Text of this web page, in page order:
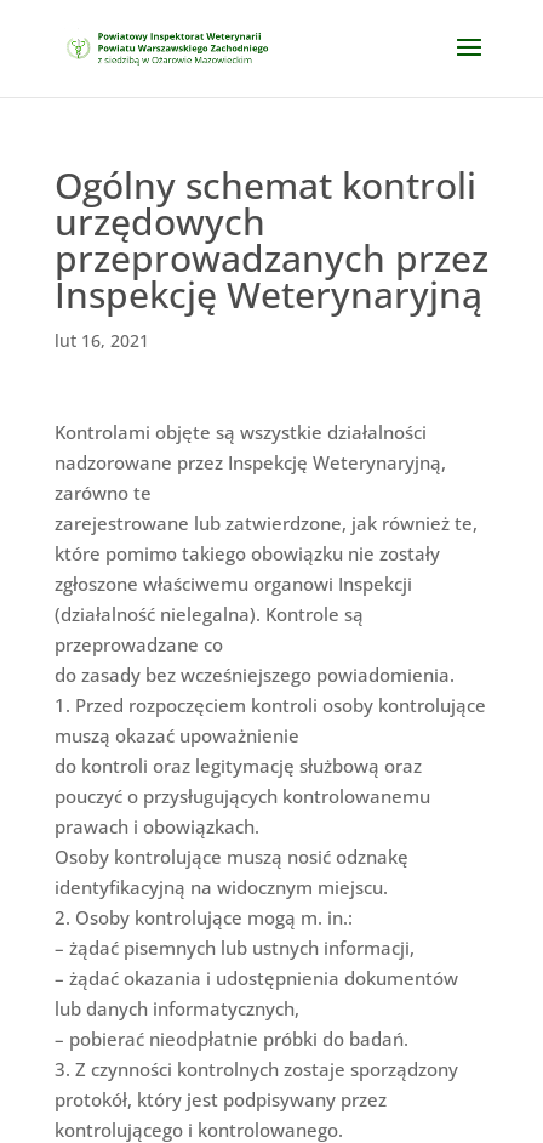
Ogólny schemat kontroli
urzędowych
przeprowadzanych przez
Inspekcję Weterynaryjną
lut 16, 2021
Kontrolami objęte są wszystkie działalności
nadzorowane przez Inspekcję Weterynaryjną,
zarówno te
zarejestrowane lub zatwierdzone, jak również te,
które pomimo takiego obowiązku nie zostały
zgłoszone właściwemu organowi Inspekcji
(działalność nielegalna). Kontrole są
przeprowadzane co
do zasady bez wcześniejszego powiadomienia.
1. Przed rozpoczęciem kontroli osoby kontrolujące
muszą okazać upoważnienie
do kontroli oraz legitymację służbową oraz
pouczyć o przysługujących kontrolowanemu
prawach i obowiązkach.
Osoby kontrolujące muszą nosić odznakę
identyfikacyjną na widocznym miejscu.
2. Osoby kontrolujące mogą m. in.:
– żądać pisemnych lub ustnych informacji,
– żądać okazania i udostępnienia dokumentów
lub danych informatycznych,
– pobierać nieodpłatnie próbki do badań.
3. Z czynności kontrolnych zostaje sporządzony
protokół, który jest podpisywany przez
kontrolującego i kontrolowanego.